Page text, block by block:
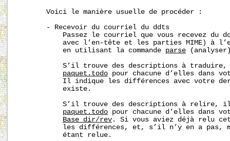
       Voici le manière usuelle de procéder :
       - Recevoir du courriel du ddts
Passez le courriel que vous recevez du
avec l’en-tête et les parties MIME) à
           en utilisant la commande
parse
S’il trouve des descriptions à traduire,
paquet.todo pour chacune d’elles dans
Il indique les différences avec votre
           existe.
S’il trouve des descriptions à relire,
paquet.todo pour chacune d’elles dans
Base_dir/rev . Si vous aviez déjà relu
les différences, et, s’il n’y en a pas,
           étant relue.